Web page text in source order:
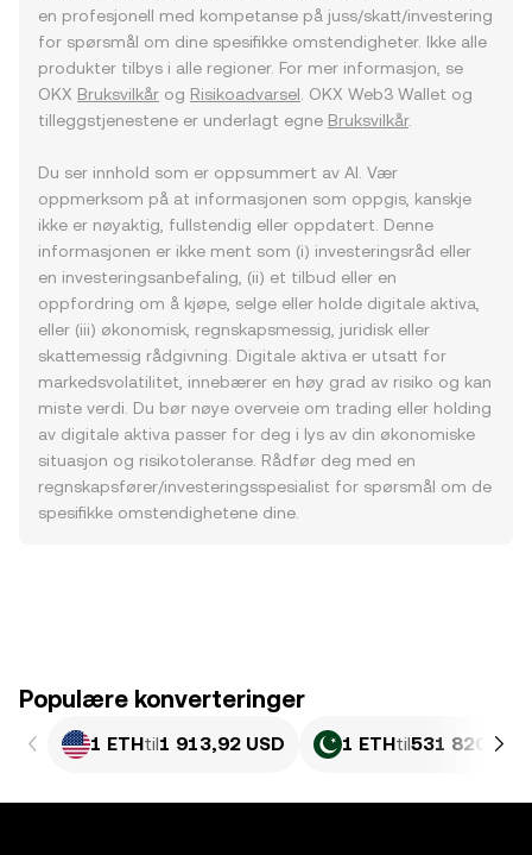
en profesjonell med kompetanse på juss/skatt/investering
for spørsmål om dine spesifikke omstendigheter. Ikke alle
produkter tilbys i alle regioner. For mer informasjon, se
OKX Bruksvilkår og Risikoadvarsel . OKX Web3 Wallet og
tilleggstjenestene er underlagt egne Bruksvilkår.
Du ser innhold som er oppsummert av AI. Vær
oppmerksom på at informasjonen som oppgis, kanskje
ikke er nøyaktig, fullstendig eller oppdatert. Denne
informasjonen er ikke ment som (i) investeringsråd eller
en investeringsanbefaling, (ii) et tilbud eller en
oppfordring om å kjøpe, selge eller holde digitale aktiva,
eller (iii) økonomisk, regnskapsmessig, juridisk eller
skattemessig rådgivning. Digitale aktiva er utsatt for
markedsvolatilitet, innebærer en høy grad av risiko og kan
miste verdi. Du bør nøye overveie om trading eller holding
av digitale aktiva passer for deg i lys av din økonomiske
situasjon og risikotoleranse. Rådfør deg med en
regnskapsfører/investeringsspesialist for spørsmål om de
spesifikke omstendighetene dine.
Populære konverteringer
1 ETHtil1 913,92 USD 1 ETHtil531 820,24